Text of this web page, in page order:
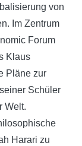
von
Im Zentrum
Forum
Klaus
Pläne zur
Schüler
Welt.
Harari zu